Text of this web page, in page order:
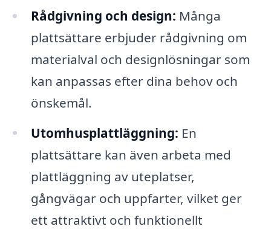
Rådgivning och design: Många
plattsättare erbjuder rådgivning om
materialval och designlösningar som
kan anpassas efter dina behov och
önskemål.
Utomhusplattläggning: En
plattsättare kan även arbeta med
plattläggning av uteplatser,
gångvägar och uppfarter, vilket ger
ett attraktivt och funktionellt